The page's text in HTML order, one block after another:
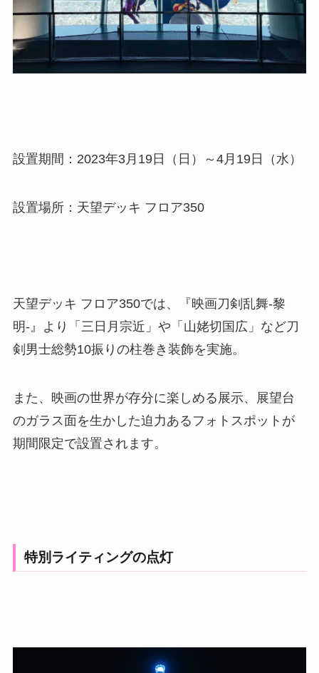
設置期間：2023年3月19日（日）～4月19日（水）
設置場所：天望デッキ フロア350
天望デッキ フロア350では、『映画刀剣乱舞-黎
明-』より「三日月宗近」や「山姥切国広」など刀
剣男士総勢10振りの柱巻き装飾を実施。
また、映画の世界が存分に楽しめる展示、展望台
のガラス面を生かした迫力あるフォトスポットが
期間限定で設置されます。
特別ライティングの点灯